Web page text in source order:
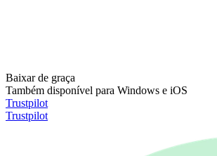
Baixar de graça
Também disponível para Windows e iOS
Trustpilot
Trustpilot